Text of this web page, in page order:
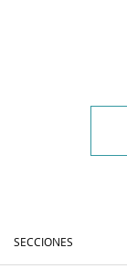
SECCIONES